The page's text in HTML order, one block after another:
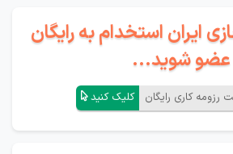
ایران استخدام به رایگان
عضو شوید...
کاری رایگان کلیک کنید